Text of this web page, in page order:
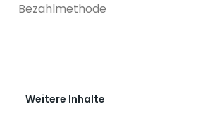
Bezahlmethode
Weitere Inhalte